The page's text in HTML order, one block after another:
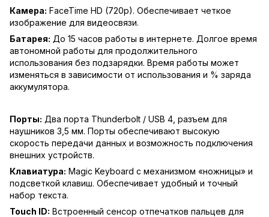
Камера: FaceTime HD (720p). Обеспечивает четкое
изображение для видеосвязи.
Батарея: До 15 часов работы в интернете. Долгое время
автономной работы для продолжительного
использования без подзарядки. Время работы может
изменяться в зависимости от использования и % заряда
аккумулятора.
Порты: Два порта Thunderbolt / USB 4, разъем для
наушников 3,5 мм. Порты обеспечивают высокую
скорость передачи данных и возможность подключения
внешних устройств.
Клавиатура: Magic Keyboard с механизмом «ножницы» и
подсветкой клавиш. Обеспечивает удобный и точный
набор текста.
Touch ID: Встроенный сенсор отпечатков пальцев для